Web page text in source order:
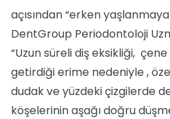
açısından “erken
DentGroup Periodontoloji
“Uzun süreli diş eksikliği,
getirdiği erime nedeniyle ,
dudak ve yüzdeki çizgilerde
köşelerinin aşağı doğru